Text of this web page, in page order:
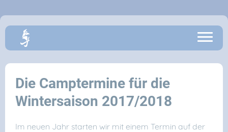
Die Camptermine für die
Wintersaison 2017/2018
Im neuen Jahr starten wir mit einem Termin auf der